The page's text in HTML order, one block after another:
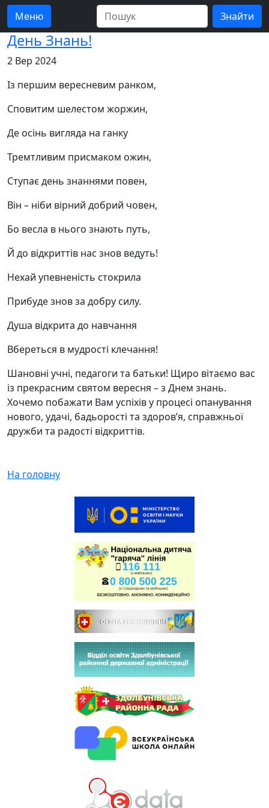
Меню
День Знань!
2 Вер 2024
Із першим вересневим ранком,
Сповитим шелестом жоржин,
Де осінь вигляда на ганку
Тремтливим присмаком ожин,
Ступає день знаннями повен,
Він – ніби вірний добрий човен,
Бо весла в нього знають путь,
Й до відкриттів нас знов ведуть!
Нехай упевненість стокрила
Прибуде знов за добру силу.
Душа відкрита до навчання
Вбереться в мудрості клечання!
Шановні учні, педагоги та батьки! Щиро вітаємо вас
із прекрасним святом вересня – з Днем знань.
Хочемо побажати Вам успіхів у процесі опанування
нового, удачі, бадьорості та здоров’я, справжньої
дружби та радості відкриттів.
На головну